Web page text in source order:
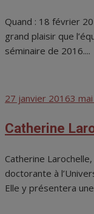
Quand : 18 février
grand plaisir que
séminaire de 2016....
Posted
27 janvier 20163
Catherine
Catherine
doctorante à
Elle y présentera